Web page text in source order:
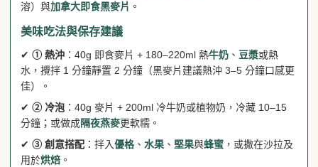
溶）與加拿大即食黑麥片 。
美味吃法與保存建議
✔ ① 熱沖 ：40g 即食麥片 + 180–220ml 熱牛奶 、 豆漿或熱
水，攪拌 1 分鐘靜置 2 分鐘（黑麥片建議熱沖 3–5 分鐘口感更
佳）。
✔ ② 冷泡 ：40g 麥片 + 200ml 冷牛奶或植物奶，冷藏 10–15
分鐘；或做成隔夜燕麥更軟糯。
✔ ③ 創意搭配 ：拌入優格、 水果 、 堅果與蜂蜜 ，或撒在沙拉及
用於烘焙 。